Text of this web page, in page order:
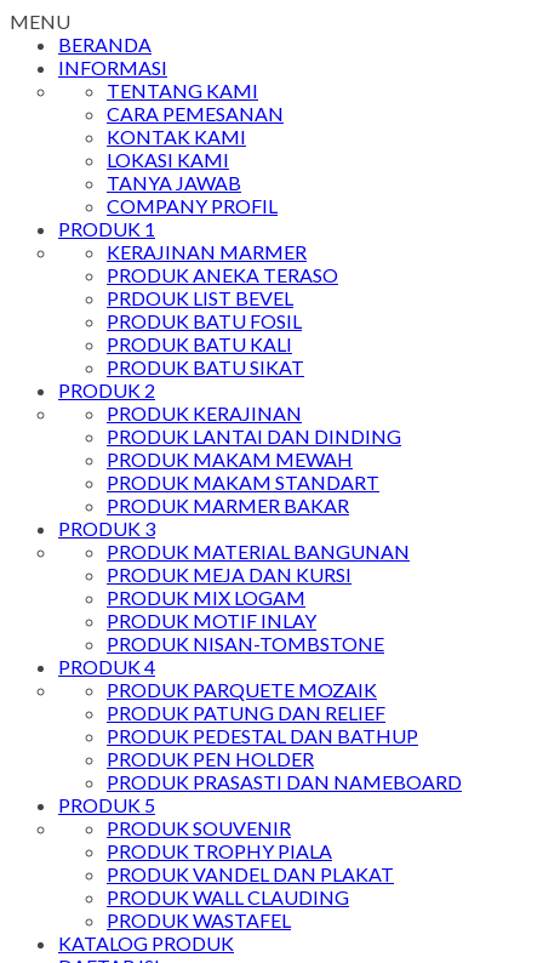
MENU
BERANDA
INFORMASI
TENTANG KAMI
CARA PEMESANAN
KONTAK KAMI
LOKASI KAMI
TANYA JAWAB
COMPANY PROFIL
PRODUK 1
KERAJINAN MARMER
PRODUK ANEKA TERASO
PRDOUK LIST BEVEL
PRODUK BATU FOSIL
PRODUK BATU KALI
PRODUK BATU SIKAT
PRODUK 2
PRODUK KERAJINAN
PRODUK LANTAI DAN DINDING
PRODUK MAKAM MEWAH
PRODUK MAKAM STANDART
PRODUK MARMER BAKAR
PRODUK 3
PRODUK MATERIAL BANGUNAN
PRODUK MEJA DAN KURSI
PRODUK MIX LOGAM
PRODUK MOTIF INLAY
PRODUK NISAN-TOMBSTONE
PRODUK 4
PRODUK PARQUETE MOZAIK
PRODUK PATUNG DAN RELIEF
PRODUK PEDESTAL DAN BATHUP
PRODUK PEN HOLDER
PRODUK PRASASTI DAN NAMEBOARD
PRODUK 5
PRODUK SOUVENIR
PRODUK TROPHY PIALA
PRODUK VANDEL DAN PLAKAT
PRODUK WALL CLAUDING
PRODUK WASTAFEL
KATALOG PRODUK